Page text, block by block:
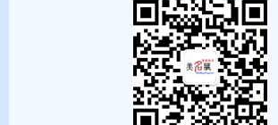
五行名字的五行配置为：火-土。
五格名字五格数理为17(14-3)，是吉祥之数。数